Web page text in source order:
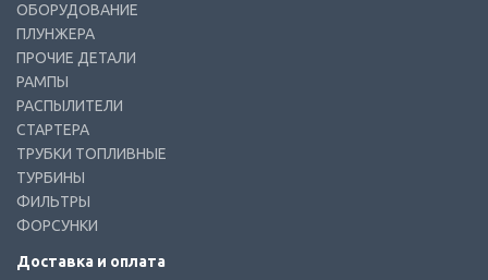
ОБОРУДОВАНИЕ
ПЛУНЖЕРА
ПРОЧИЕ ДЕТАЛИ
РАМПЫ
РАСПЫЛИТЕЛИ
СТАРТЕРА
ТРУБКИ ТОПЛИВНЫЕ
ТУРБИНЫ
ФИЛЬТРЫ
ФОРСУНКИ
Доставка и оплата